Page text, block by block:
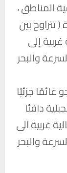
المناطق ،
تتراوح بين
غربية إلى
والبحر
جزئيًا
دافئا
غربية الى
والبحر